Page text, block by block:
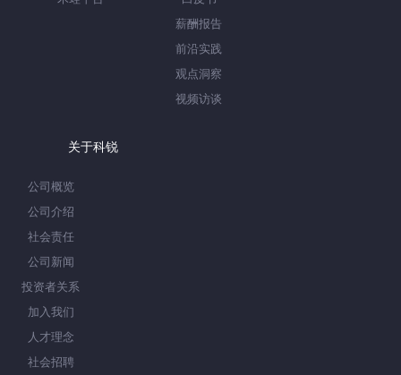
薪酬报告
前沿实践
观点洞察
视频访谈
关于科锐
公司概览
公司介绍
社会责任
公司新闻
投资者关系
加入我们
人才理念
社会招聘